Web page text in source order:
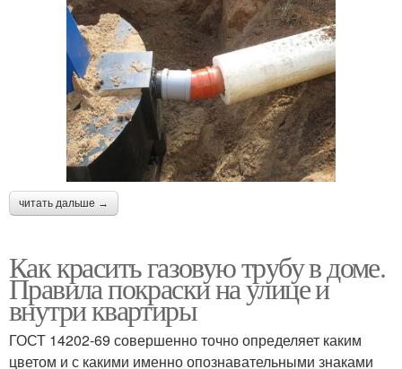
читать дальше →
Как красить газовую трубу в доме.
Правила покраски на улице и
внутри квартиры
ГОСТ 14202-69 совершенно точно определяет каким
цветом и с какими именно опознавательными знаками